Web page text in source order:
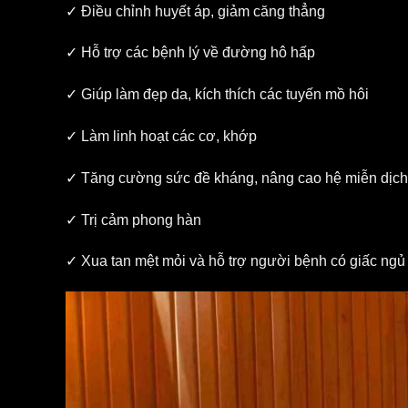
✓ Điều chỉnh huyết áp, giảm căng thẳng
✓ Hỗ trợ các bệnh lý về đường hô hấp
✓ Giúp làm đẹp da, kích thích các tuyến mồ hôi
✓ Làm linh hoạt các cơ, khớp
✓ Tăng cường sức đề kháng, nâng cao hệ miễn dịch
✓ Trị cảm phong hàn
✓ Xua tan mệt mỏi và hỗ trợ người bệnh có giấc ngủ